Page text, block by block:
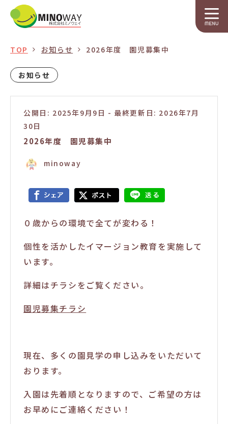
TOP お知らせ 2026年度 園児募集中
お知らせ
公開日: 2025年9月9日 - 最終更新日: 2026年7月
30日
2026年度 園児募集中
minoway
０歳からの環境で全てが変わる！
個性を活かしたイマージョン教育を実施して
います。
詳細はチラシをご覧ください。
園児募集チラシ
現在、多くの園見学の申し込みをいただいて
おります。
入園は先着順となりますので、ご希望の方は
お早めにご連絡ください！